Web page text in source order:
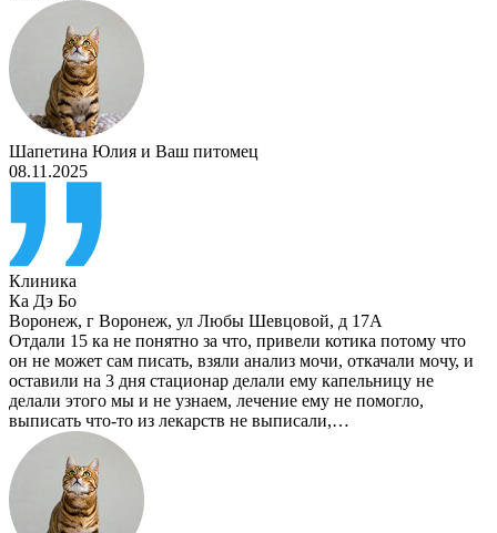
Шапетина Юлия и Ваш питомец
08.11.2025
Клиника
Ка Дэ Бо
Воронеж, г Воронеж, ул Любы Шевцовой, д 17А
Отдали 15 ка не понятно за что, привели котика потому что
он не может сам писать, взяли анализ мочи, откачали мочу, и
оставили на 3 дня стационар делали ему капельницу не
делали этого мы и не узнаем, лечение ему не помогло,
выписать что-то из лекарств не выписали,…